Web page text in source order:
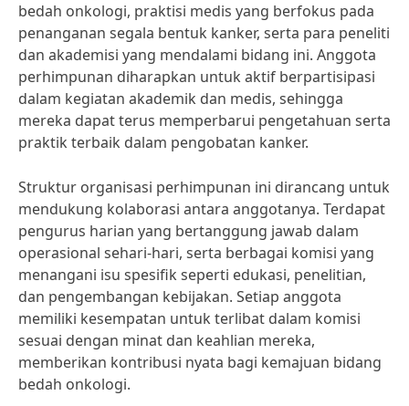
bedah onkologi, praktisi medis yang berfokus pada
penanganan segala bentuk kanker, serta para peneliti
dan akademisi yang mendalami bidang ini. Anggota
perhimpunan diharapkan untuk aktif berpartisipasi
dalam kegiatan akademik dan medis, sehingga
mereka dapat terus memperbarui pengetahuan serta
praktik terbaik dalam pengobatan kanker.
Struktur organisasi perhimpunan ini dirancang untuk
mendukung kolaborasi antara anggotanya. Terdapat
pengurus harian yang bertanggung jawab dalam
operasional sehari-hari, serta berbagai komisi yang
menangani isu spesifik seperti edukasi, penelitian,
dan pengembangan kebijakan. Setiap anggota
memiliki kesempatan untuk terlibat dalam komisi
sesuai dengan minat dan keahlian mereka,
memberikan kontribusi nyata bagi kemajuan bidang
bedah onkologi.